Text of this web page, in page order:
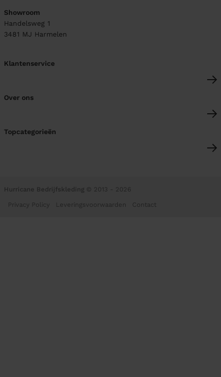
Showroom
Handelsweg 1
3481 MJ Harmelen
Klantenservice
Over ons
Topcategorieën
Hurricane Bedrijfskleding © 2013 - 2026
Privacy Policy Leveringsvoorwaarden Contact